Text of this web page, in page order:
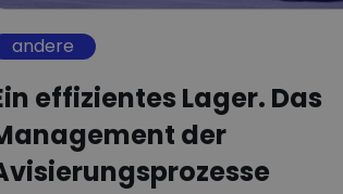
andere
effizientes Lager. Das
der